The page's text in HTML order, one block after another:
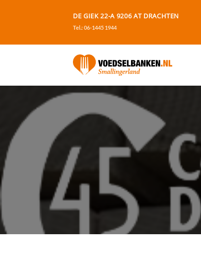
DE GIEK 22-A 9206 AT DRACHTEN
Tel.: 06-1445 1944